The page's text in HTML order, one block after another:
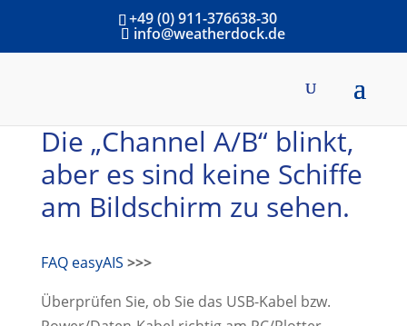
+49 (0) 911-376638-30
info@weatherdock.de
Die „Channel A/B“ blinkt,
aber es sind keine Schiffe
am Bildschirm zu sehen.
FAQ easyAIS >>>
Überprüfen Sie, ob Sie das USB-Kabel bzw.